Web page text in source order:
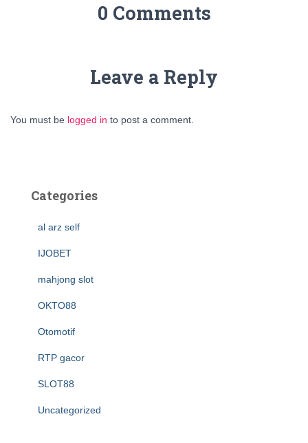
0 Comments
Leave a Reply
You must be logged in to post a comment.
Categories
al arz self
IJOBET
mahjong slot
OKTO88
Otomotif
RTP gacor
SLOT88
Uncategorized